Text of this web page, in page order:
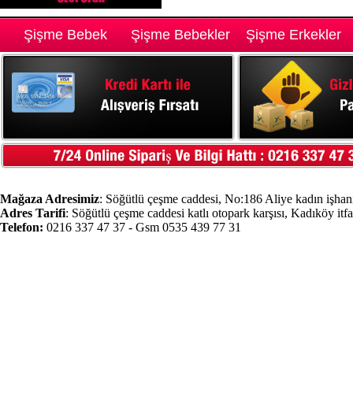
Şişme Bebek Şişme Bebekler Şişme Erkekler
Mağaza Adresimiz: Söğütlü çeşme caddesi, No:186 Aliye kadın
Adres Tarifi: Söğütlü çeşme caddesi katlı otopark karşısı, Kadıköy
Telefon: 0216 337 47 37 - Gsm 0535 439 77 31